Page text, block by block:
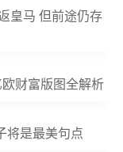
皇马 但前途仍存
财富版图全解析
将是最美句点